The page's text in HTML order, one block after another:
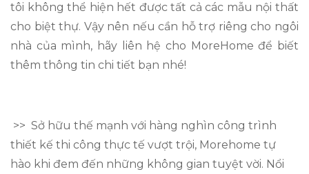
tôi không thể hiện hết được tất cả các mẫu nội thất
cho biệt thự. Vậy nên nếu cần hỗ trợ riêng cho ngôi
nhà của mình, hãy liên hệ cho MoreHome để biết
thêm thông tin chi tiết bạn nhé!
>> Sở hữu thế mạnh với hàng nghìn công trình
thiết kế thi công thực tế vượt trội, Morehome tự
hào khi đem đến những không gian tuyệt vời. Nổi